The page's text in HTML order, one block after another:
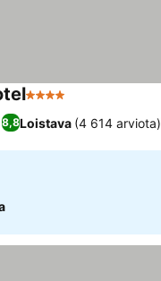
4 Tähtiluokitus
8,8Loistava (4 614 arviota)